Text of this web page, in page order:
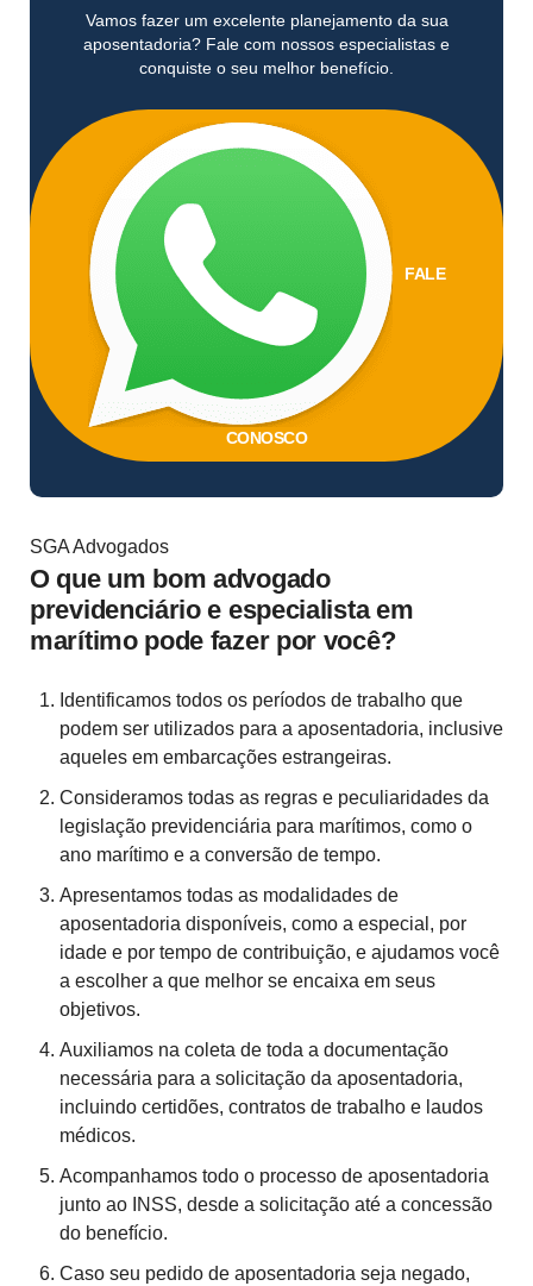
Vamos fazer um excelente planejamento da sua
aposentadoria? Fale com nossos especialistas e
conquiste o seu melhor benefício.
FALE
CONOSCO
SGA Advogados
O que um bom advogado
previdenciário e especialista em
marítimo pode fazer por você?
Identificamos todos os períodos de trabalho que
podem ser utilizados para a aposentadoria, inclusive
aqueles em embarcações estrangeiras.
Consideramos todas as regras e peculiaridades da
legislação previdenciária para marítimos, como o
ano marítimo e a conversão de tempo.
Apresentamos todas as modalidades de
aposentadoria disponíveis, como a especial, por
idade e por tempo de contribuição, e ajudamos você
a escolher a que melhor se encaixa em seus
objetivos.
Auxiliamos na coleta de toda a documentação
necessária para a solicitação da aposentadoria,
incluindo certidões, contratos de trabalho e laudos
médicos.
Acompanhamos todo o processo de aposentadoria
junto ao INSS, desde a solicitação até a concessão
do benefício.
Caso seu pedido de aposentadoria seja negado,